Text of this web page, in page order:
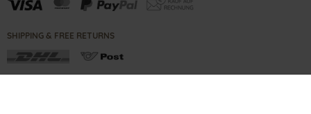
SHIPPING & FREE RETURNS